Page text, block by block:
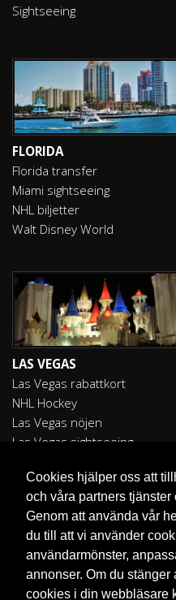
Cookies hjälper oss att
och våra partners tjänster
Genom att använda vår
du till att vi använder
användarmönster,
annonser. Om du stänger
cookies i din webbläsare
Sightseeing
FLORIDA
Florida transfer
Miami sightseeing
NHL biljetter
Walt Disney World
LAS VEGAS
Las Vegas rabattkort
NHL Hockey
Las Vegas nöjen
Las Vegas sightseeing
Fler reseguider: I Love
Los Angeles|Sydney